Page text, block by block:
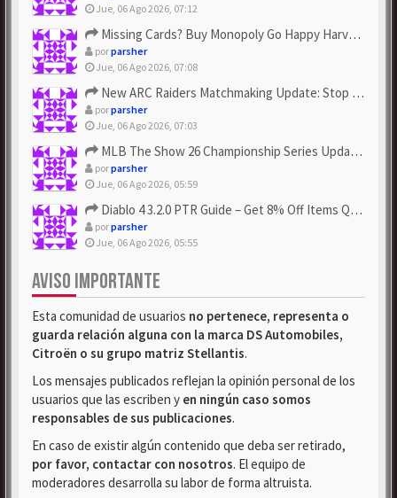
Jue, 06 Ago 2026, 07:12
Missing Cards? Buy Monopoly Go Happy Harvest with Looney Tun...
porparsher
Jue, 06 Ago 2026, 07:08
New ARC Raiders Matchmaking Update: Stop Failed - Grab Bluep...
porparsher
Jue, 06 Ago 2026, 07:03
MLB The Show 26 Championship Series Update! Get Cheap & ...
porparsher
Jue, 06 Ago 2026, 05:59
Diablo 4 3.2.0 PTR Guide – Get 8% Off Items Quickly to Test ...
porparsher
Jue, 06 Ago 2026, 05:55
AVISO IMPORTANTE
Esta comunidad de usuarios no pertenece, representa o
guarda relación alguna con la marca DS Automobiles,
Citroën o su grupo matriz Stellantis.
Los mensajes publicados reflejan la opinión personal de los
usuarios que las escriben y en ningún caso somos
responsables de sus publicaciones.
En caso de existir algún contenido que deba ser retirado,
por favor, contactar con nosotros. El equipo de
moderadores desarrolla su labor de forma altruista.